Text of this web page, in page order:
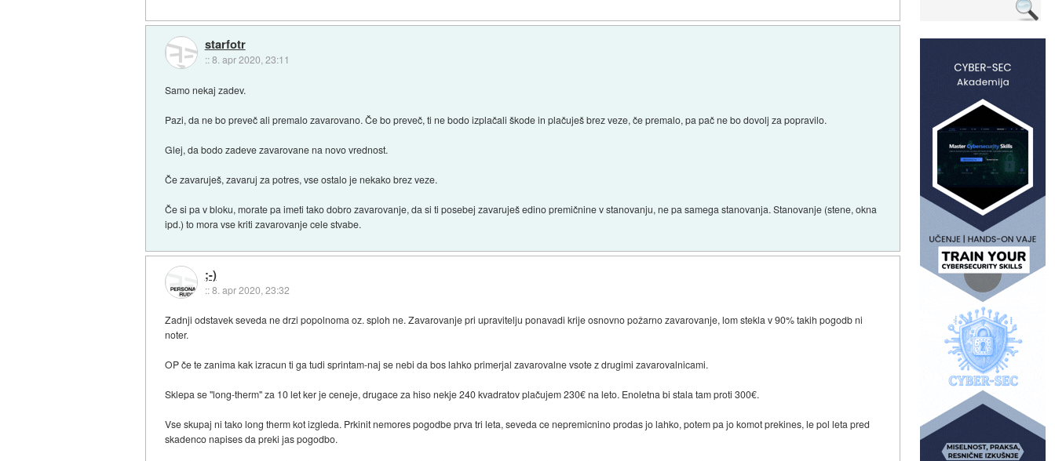
starfotr
::8. apr 2020, 23:11
Samo nekaj zadev.
Pazi, da ne bo preveč ali premalo zavarovano. Če bo preveč, ti ne bodo izplačali škode in plačuješ brez veze, če premalo, pa pač ne bo dovolj za popravilo.
Glej, da bodo zadeve zavarovane na novo vrednost.
Če zavaruješ, zavaruj za potres, vse ostalo je nekako brez veze.
Če si pa v bloku, morate pa imeti tako dobro zavarovanje, da si ti posebej zavaruješ edino premičnine v stanovanju, ne pa samega stanovanja. Stanovanje (stene, okna
ipd.) to mora vse kriti zavarovanje cele stvabe.
;-)
::8. apr 2020, 23:32
Zadnji odstavek seveda ne drzi popolnoma oz. sploh ne. Zavarovanje pri upravitelju ponavadi krije osnovno požarno zavarovanje, lom stekla v 90% takih pogodb ni
noter.
OP če te zanima kak izracun ti ga tudi sprintam-naj se nebi da bos lahko primerjal zavarovalne vsote z drugimi zavarovalnicami.
Sklepa se "long-therm" za 10 let ker je ceneje, drugace za hiso nekje 240 kvadratov plačujem 230€ na leto. Enoletna bi stala tam proti 300€.
Vse skupaj ni tako long therm kot izgleda. Prkinit nemores pogodbe prva tri leta, seveda ce nepremicnino prodas jo lahko, potem pa jo komot prekines, le pol leta pred
skadenco napises da preki jas pogodbo.